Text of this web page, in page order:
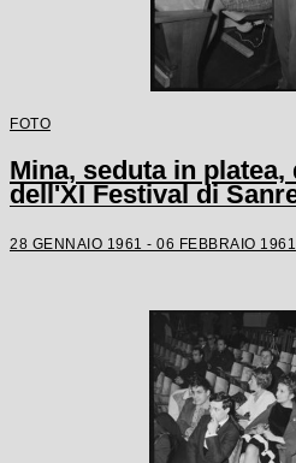
FOTO
Mina, seduta in
dell'XI Festival di
28 GENNAIO 1961 - 06 FEBBRAIO 1961